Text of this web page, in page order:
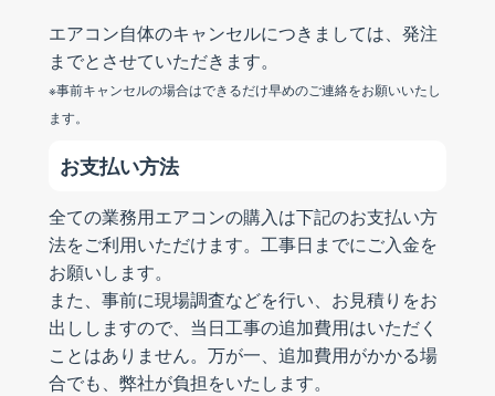
エアコン自体のキャンセルにつきましては、発注
までとさせていただきます。
※事前キャンセルの場合はできるだけ早めのご連絡をお願いいたし
ます。
お支払い方法
全ての業務用エアコンの購入は下記のお支払い方
法をご利用いただけます。工事日までにご入金を
お願いします。
また、事前に現場調査などを行い、お見積りをお
出ししますので、当日工事の追加費用はいただく
ことはありません。万が一、追加費用がかかる場
合でも、弊社が負担をいたします。